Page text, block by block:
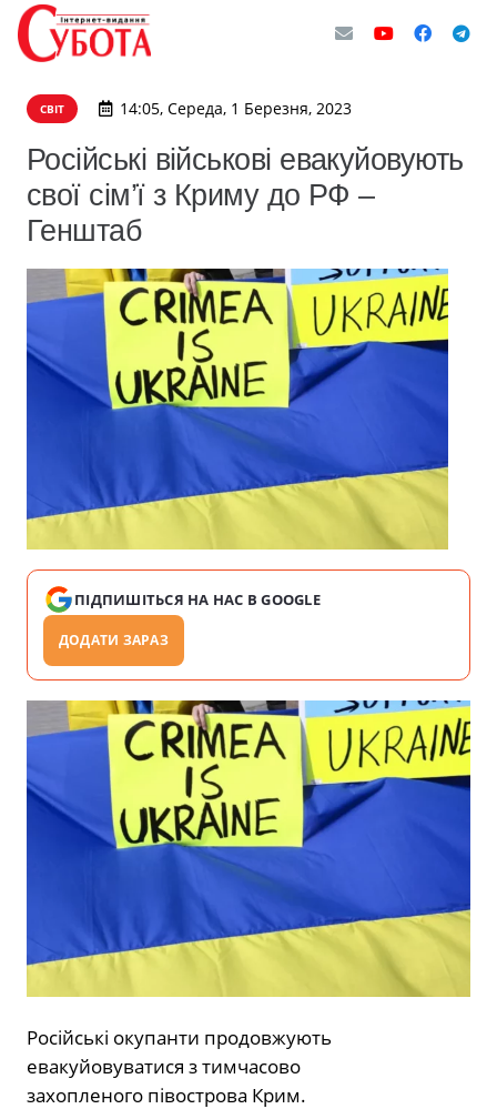
СВІТ 14:05, Середа, 1 Березня, 2023
Російські військові евакуйовують
свої сім’ї з Криму до РФ –
Генштаб
ПІДПИШІТЬСЯ НА НАС В GOOGLE
ДОДАТИ ЗАРАЗ
Російські окупанти продовжують
евакуйовуватися з тимчасово
захопленого півострова Крим.